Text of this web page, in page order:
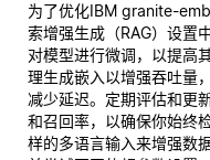
为了优化IBM granite-
索增强生成（RAG）设置
对模型进行微调，以提高
理生成嵌入以增强吞吐量
减少延迟。定期评估和更
和召回率，以确保你始终
样的多语言输入来增强数